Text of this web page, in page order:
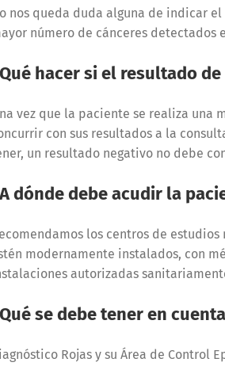
nos queda duda alguna de indicar
número de cánceres detectados
hacer si el resultado
vez que la paciente se realiza una
con sus resultados a la
un resultado negativo no debe
dónde debe acudir la
los centros de
modernamente instalados, con
autorizadas
se debe tener en
Rojas y su Área de Control